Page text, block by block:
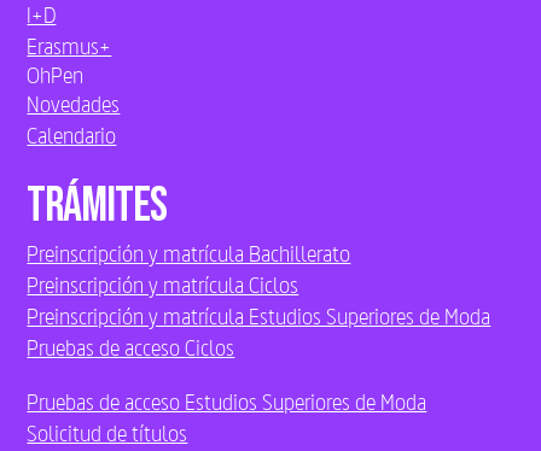
I+D
Erasmus+
OhPen
Novedades
Calendario
Trámites
Preinscripción y matrícula Bachillerato
Preinscripción y matrícula Ciclos
Preinscripción y matrícula Estudios Superiores de Moda
Pruebas de acceso Ciclos
Pruebas de acceso Estudios Superiores de Moda
Solicitud de títulos